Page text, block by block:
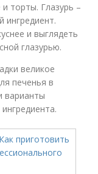
торты. Глазурь –
ингредиент.
и выглядеть
глазурью.
великое
печенья в
варианты